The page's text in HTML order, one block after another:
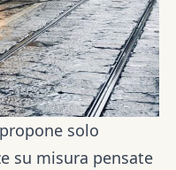
solo
su misura pensate